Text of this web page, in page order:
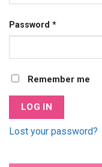
Password *
Remember me
LOG IN
Lost your password?